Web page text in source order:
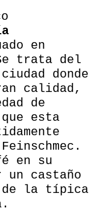
en
trata del
donde
calidad,
de
esta
en su
un castaño
de la típica